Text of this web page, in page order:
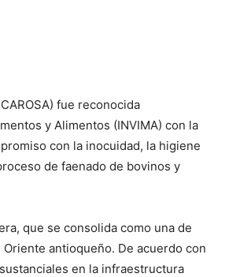
fue reconocida
y Alimentos (INVIMA) con la
con la inocuidad, la higiene
de faenado de bovinos y
que se consolida como una de
antioqueño. De acuerdo con
en la infraestructura